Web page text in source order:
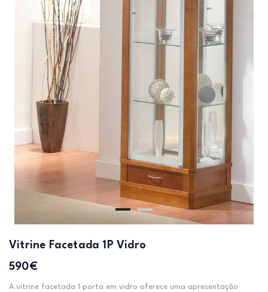
Vitrine Facetada 1P Vidro
590€
A vitrine facetada 1 porta em vidro oferece uma apresentação